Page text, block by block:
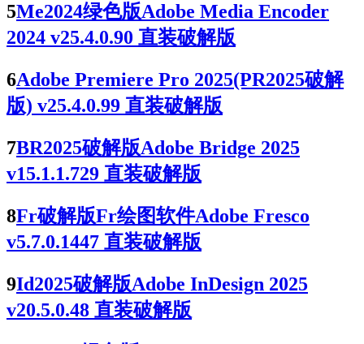
5Me2024绿色版Adobe Media Encoder
2024 v25.4.0.90 直装破解版
6Adobe Premiere Pro 2025(PR2025破解
版) v25.4.0.99 直装破解版
7BR2025破解版Adobe Bridge 2025
v15.1.1.729 直装破解版
8Fr破解版Fr绘图软件Adobe Fresco
v5.7.0.1447 直装破解版
9Id2025破解版Adobe InDesign 2025
v20.5.0.48 直装破解版